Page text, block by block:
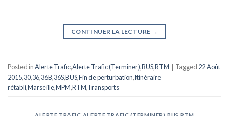
CONTINUER LA LECTURE →
Posted inAlerte Trafic,Alerte Trafic (Terminer),BUS,RTM Tagged 22 Août
2015,30,36,36B,36S,BUS,Fin de perturbation,Itinéraire
rétabli,Marseille,MPM,RTM,Transports